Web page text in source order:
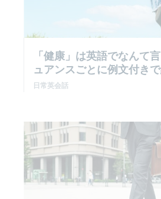
「健康」は英語でなんて
ュアンスごとに例文付き
日常英会話